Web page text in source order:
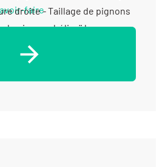
droite - Taillage de pignons
de pignons hélicoïdaux -
crantées - Usinage métaux
faire